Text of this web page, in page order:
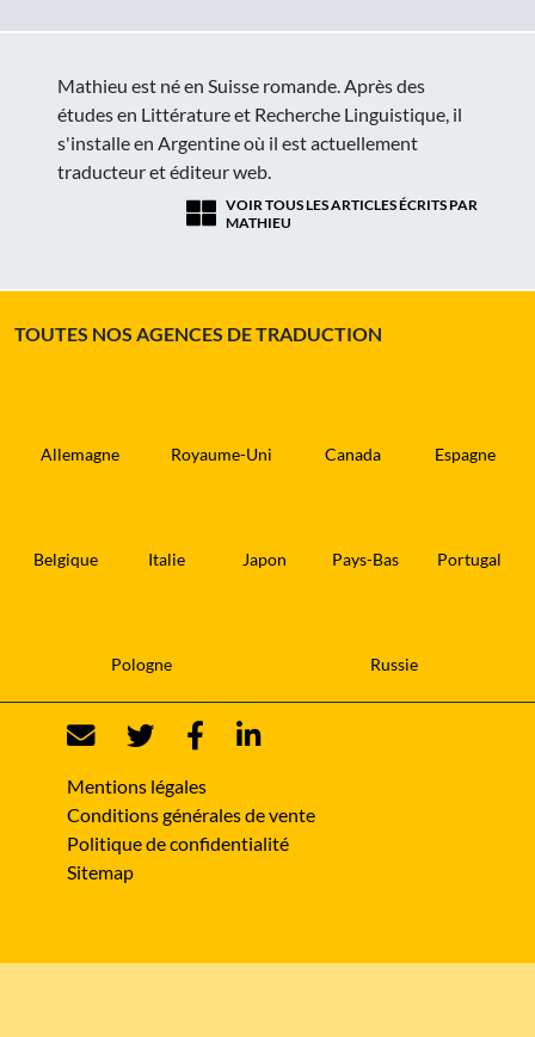
Mathieu est né en Suisse romande. Après des
études en Littérature et Recherche Linguistique, il
s'installe en Argentine où il est actuellement
traducteur et éditeur web.
VOIR TOUS LES ARTICLES ÉCRITS PAR
MATHIEU
TOUTES NOS AGENCES DE TRADUCTION
Allemagne Royaume-Uni Canada Espagne
Belgique Italie Japon Pays-Bas Portugal
Pologne Russie
Mentions légales
Conditions générales de vente
Politique de confidentialité
Sitemap